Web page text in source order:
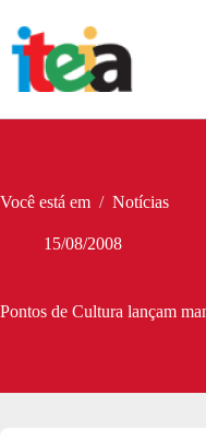
para
conteúdo
Você está em / Notícias
15/08/2008
Pontos de Cultura lançam